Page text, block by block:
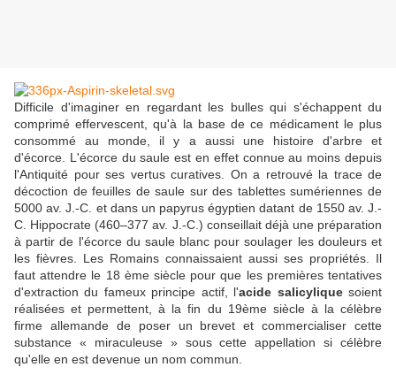
Difficile d'imaginer en regardant les bulles qui s'échappent du
comprimé effervescent, qu'à la base de ce médicament le plus
consommé au monde, il y a aussi une histoire d'arbre et
d'écorce. L'écorce du saule est en effet connue au moins depuis
l'Antiquité pour ses vertus curatives. On a retrouvé la trace de
décoction de feuilles de saule sur des tablettes sumériennes de
5000 av. J.-C. et dans un papyrus égyptien datant de 1550 av. J.-
C. Hippocrate (460–377 av. J.-C.) conseillait déjà une préparation
à partir de l'écorce du saule blanc pour soulager les douleurs et
les fièvres. Les Romains connaissaient aussi ses propriétés. Il
faut attendre le 18 ème siècle pour que les premières tentatives
d'extraction du fameux principe actif, l'acide salicyliquesoient
réalisées et permettent, à la fin du 19ème siècle à la célèbre
firme allemande de poser un brevet et commercialiser cette
substance « miraculeuse » sous cette appellation si célèbre
qu'elle en est devenue un nom commun.